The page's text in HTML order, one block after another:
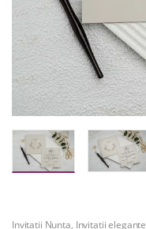
Invitatii Nunta, Invitatii elegante